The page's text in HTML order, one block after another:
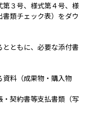
３号、様式第４号、様
類チェック表）をダウ
ともに、必要な添付書
料（成果物・購入物
契約書等支払書類（写